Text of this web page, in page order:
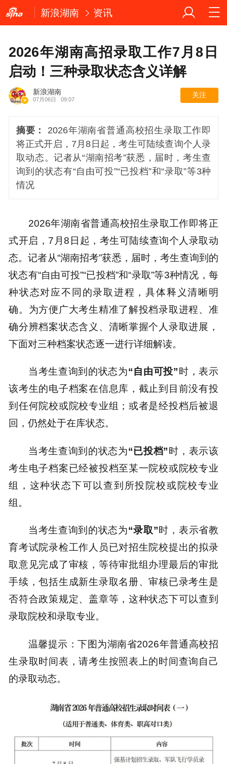
新浪湖南 资讯
2026年湖南高招录取工作7月8日
启动！三种录取状态含义详解
新浪湖南
07月06日 09:07
关注
摘要：
2026年湖南省普通高校招生录取工作即
将正式开启，7月8日起，考生可陆续查询个人录
取动态。记者从“湖南招考”获悉，届时，考生查
询到的状态有“自由可投”“已投档”和“录取”等3种
情况
2026年湖南省普通高校招生录取工作即将正
式开启，7月8日起，考生可陆续查询个人录取动
态。记者从“湖南招考”获悉，届时，考生查询到的
状态有“自由可投”“已投档”和“录取”等3种情况，每
种状态对应不同的录取进程，具体释义清晰明
确。为方便广大考生精准了解投档录取进程、准
确分辨档案状态含义、清晰掌握个人录取进展，
下面对三种档案状态逐一进行详细解读。
当考生查询到的状态为“自由可投”时，表示
该考生的电子档案在信息库，截止到目前没有投
到任何院校或院校专业组；或者是经投档后被退
回，仍然处于在库状态。
当考生查询到的状态为“已投档”时，表示该
考生电子档案已经被投档至某一院校或院校专业
组，这种状态下可以查到所投院校或院校专业
组。
当考生查询到的状态为“录取”时，表示省教
育考试院录检工作人员已对招生院校提出的拟录
取意见完成了审核，等待审批组办理最后的审批
手续，包括生成新生录取名册、审核已录考生是
否符合政策规定、盖章等，这种状态下可以查到
录取院校和录取专业。
温馨提示：下图为湖南省2026年普通高校招
生录取时间表，请考生按照表上的时间查询自己
的录取动态。